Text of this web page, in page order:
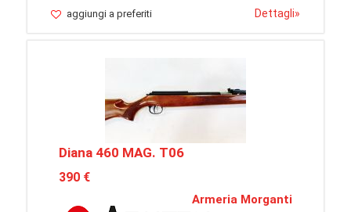
aggiungi a preferiti Dettagli»
Diana 460 MAG. T06
390 €
Armeria Morganti